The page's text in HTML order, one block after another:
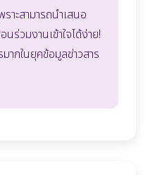
าะสามารถนำเสนอ
ร่วมงานเข้าใจได้ง่าย!
ากในยุคข้อมูลข่าวสาร